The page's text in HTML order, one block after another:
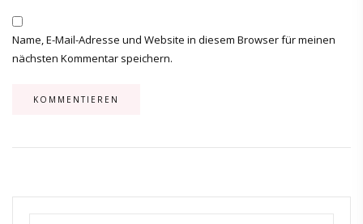
Name, E-Mail-Adresse und Website in diesem Browser für meinen
nächsten Kommentar speichern.